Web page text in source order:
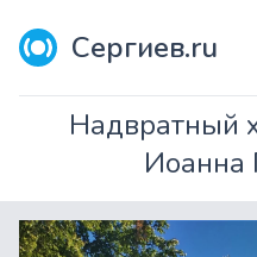
Сергиев.ru
Надвратный
Иоанна